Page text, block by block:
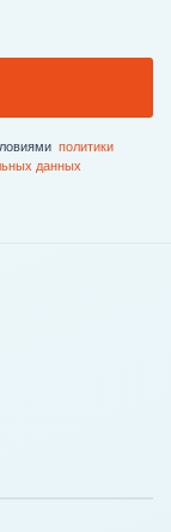
политики
данныx